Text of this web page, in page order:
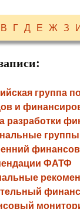
В Г Д Е Ж З
группа
и
разработки
ФАТФ